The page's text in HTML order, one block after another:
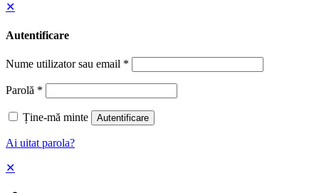
✕
Autentificare
Nume utilizator sau email *
Parolă *
Ține-mă minte Autentificare
Ai uitat parola?
✕